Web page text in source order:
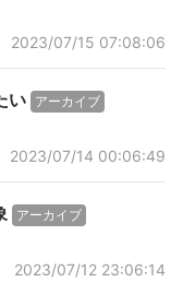
2023/07/15 07:08:06
い アーカイブ
2023/07/14 00:06:49
アーカイブ
2023/07/12 23:06:14